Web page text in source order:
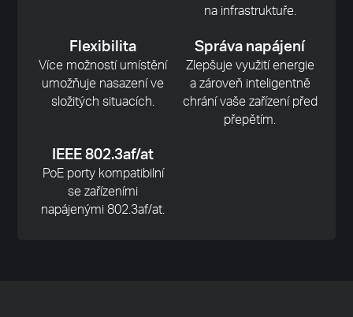
na infrastruktuře.
Flexibilita
Více možností umístění
umožňuje nasazení ve
složitých situacích.
Správa napájení
Zlepšuje využití energie
a zároveň inteligentně
chrání vaše zařízení před
přepětím.
IEEE 802.3af/at
PoE porty kompatibilní
se zařízeními
napájenými 802.3af/at.